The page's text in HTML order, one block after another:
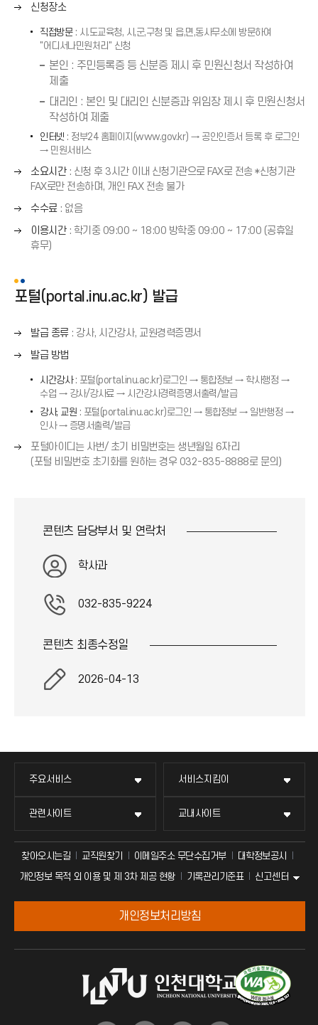
오
쪽
신청장소
직접방문: 시.도교육청, 시,군,구청 및 읍,면,동사무소에 방문하여
"어디서나민원처리" 신청
본인 : 주민등록증 등 신분증 제시 후 민원신청서 작성하여
제출
대리인 : 본인 및 대리인 신분증과 위임장 제시 후 민원신청서
작성하여 제출
인터넷 : 정부24 홈페이지(www.gov.kr) → 공인인증서 등록 후 로그인
→ 민원서비스
오
른
쪽
화
살
표
)
소요시간: 신청 후 3시간 이내 신청기관으로 FAX로 전송 *신청기관
FAX로만 전송하며, 개인 FAX 전송 불가
오
른
쪽
화
(
)
수수료: 없음
오
른
살
표
→
)
이용시간: 학기중 09:00 ∼ 18:00 방학중 09:00 ∼ 17:00 (공휴일
휴무)
포털(portal.inu.ac.kr) 발급
오
른
쪽
화
)
발급 종류: 강사, 시간강사, 교원경력증명서
오
쪽
살
(
→
발급 방법
시간강사 : 포털(portal.inu.ac.kr)로그인 → 통합정보 → 학사행정 →
수업 → 강사/강사료 → 시간강사경력증명서출력/발급
강사, 교원 : 포털(portal.inu.ac.kr)로그인 → 통합정보 → 일반행정 →
인사 → 증명서출력/발급
오
른
포털아이디는 사번/ 초기 비밀번호는 생년월일 6자리
(포털 비밀번호 초기화를 원하는 경우 032-835-8888로 문의)
콘텐츠 담당부서 및 연락처
학사과
032-835-9224
콘텐츠 최종수정일
2026-04-13
주요서비스 서비스지킴이
관련사이트 교내사이트
찾아오시는길 교직원찾기 이메일주소 무단수집거부
대학정보공시
개인정보 목적 외 이용 및 제 3차 제공 현황
기록관리기준표 신고센터
개인정보처리방침